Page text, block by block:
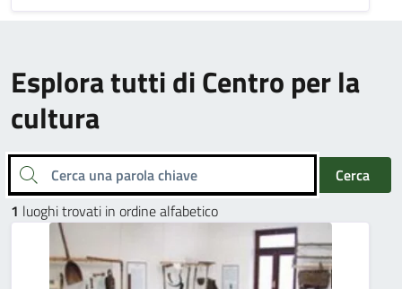
Esplora tutti di Centro per la
cultura
Cerca una parola chiave
Cerca
1 luoghi trovati in ordine alfabetico